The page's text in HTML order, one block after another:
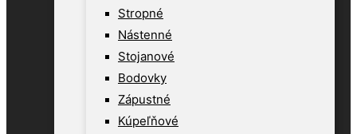
Stropné
Nástenné
Stojanové
Bodovky
Zápustné
Kúpeľňové